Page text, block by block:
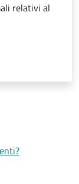
relativi al